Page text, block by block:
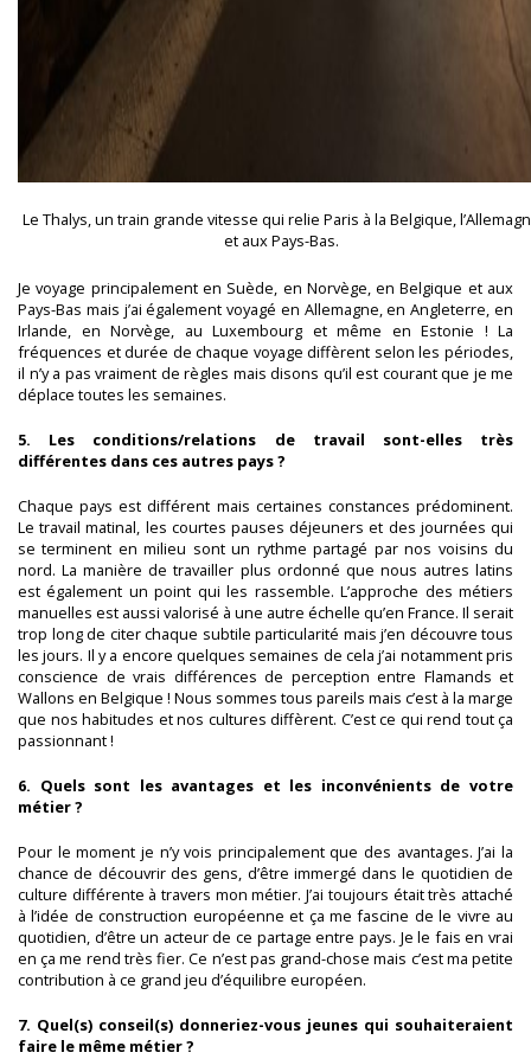
Le Thalys, un train grande vitesse qui relie Paris à la Belgique,
et aux Pays-Bas.
Je voyage principalement en Suède, en Norvège, en Belgique et aux
Pays-Bas mais j’ai également voyagé en Allemagne, en Angleterre, en
Irlande, en Norvège, au Luxembourg et même en Estonie ! La
fréquences et durée de chaque voyage diffèrent selon les périodes,
il n’y a pas vraiment de règles mais disons qu’il est courant que je me
déplace toutes les semaines.
5. Les conditions/relations de travail sont-elles très
différentes dans ces autres pays ?
Chaque pays est différent mais certaines constances prédominent.
Le travail matinal, les courtes pauses déjeuners et des journées qui
se terminent en milieu sont un rythme partagé par nos voisins du
nord. La manière de travailler plus ordonné que nous autres latins
est également un point qui les rassemble. L’approche des métiers
manuelles est aussi valorisé à une autre échelle qu’en France. Il serait
trop long de citer chaque subtile particularité mais j’en découvre tous
les jours. Il y a encore quelques semaines de cela j’ai notamment pris
conscience de vrais différences de perception entre Flamands et
Wallons en Belgique ! Nous sommes tous pareils mais c’est à la marge
que nos habitudes et nos cultures diffèrent. C’est ce qui rend tout ça
passionnant !
6. Quels sont les avantages et les inconvénients de votre
métier ?
Pour le moment je n’y vois principalement que des avantages. J’ai la
chance de découvrir des gens, d’être immergé dans le quotidien de
culture différente à travers mon métier. J’ai toujours était très attaché
à l’idée de construction européenne et ça me fascine de le vivre au
quotidien, d’être un acteur de ce partage entre pays. Je le fais en vrai
en ça me rend très fier. Ce n’est pas grand-chose mais c’est ma petite
contribution à ce grand jeu d’équilibre européen.
7. Quel(s) conseil(s) donneriez-vous jeunes qui souhaiteraient
faire le même métier ?